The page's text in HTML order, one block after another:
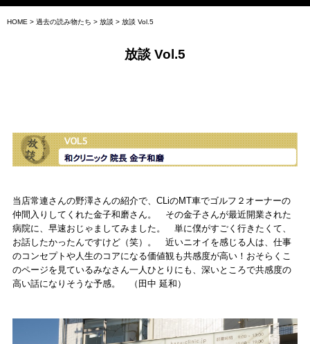
HOME > 過去の読み物たち > 放談 > 放談 Vol.5
放談 Vol.5
当店常連さんの野澤さんの紹介で、CLiのMT車でゴルフ２オーナーの
仲間入りしてくれた金子和磨さん。 その金子さんが最近開業された
病院に、早速おじゃましてみました。 単に僕がすごく行きたくて、
お話したかったんですけど（笑）。 近いニオイを感じる人は、仕事
のコンセプトや人生のコアになる価値観も共感度が高い！おそらくこ
のページを見ているみなさん一人ひとりにも、深いところで共感度の
高い話になりそうな予感。 （田中 延和）